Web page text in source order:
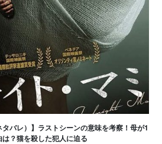
タバレ）】ラストシーンの意味を考察！母が1
？猫を殺した犯人に迫る